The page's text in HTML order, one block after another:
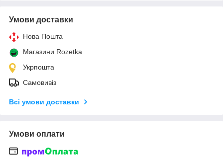
Умови доставки
Нова Пошта
Магазини Rozetka
Укрпошта
Самовивіз
Всі умови доставки
Умови оплати